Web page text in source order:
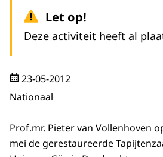
Let op!
Deze activiteit heeft al
23-05-2012
Nationaal
Prof.mr. Pieter van Vollenhoven
mei de gerestaureerde